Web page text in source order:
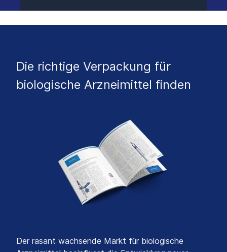
Die richtige Verpackung für
biologische Arzneimittel finden
Der rasant wachsende Markt für biologische